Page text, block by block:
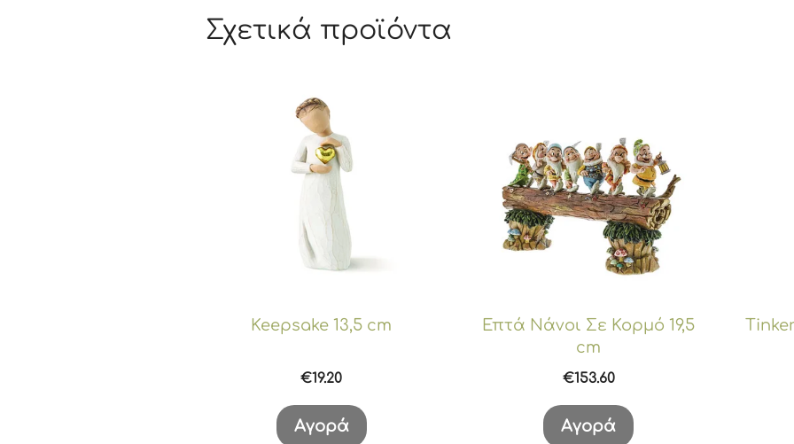
Σχετικά προϊόντα
Keepsake 13,5 cm
€19.20
Αγορά
Επτά Νάνοι Σε Κορμό 19,5
cm
€153.60
Αγορά